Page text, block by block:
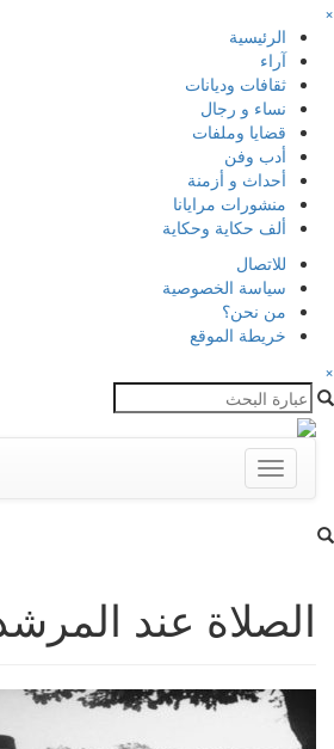
×
الرئيسية
آراء
ثقافات وديانات
نساء و رجال
قضايا وملفات
أدب وفن
أحداث و أزمنة
منشورات مرايانا
ألف حكاية وحكاية
للاتصال
سياسة الخصوصية
من نحن؟
خريطة الموقع
×
Toggle
navigation
الصلاة عند